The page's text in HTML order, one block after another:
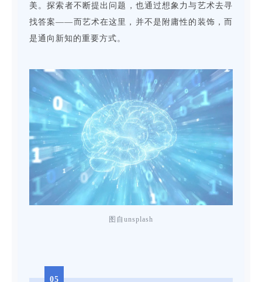
美。探索者不断提出问题，也通过想象力与艺术去寻
找答案——而艺术在这里，并不是附庸性的装饰，而
是通向新知的重要方式。
图自unsplash
05